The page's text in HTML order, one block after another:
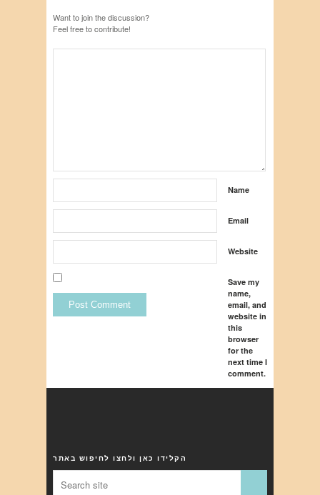
Want to join the discussion?
Feel free to contribute!
Name
Email
Website
Save my
name,
email, and
website in
this
browser
for the
next time I
comment.
הקלידו כאן ולחצו לחיפוש באתר